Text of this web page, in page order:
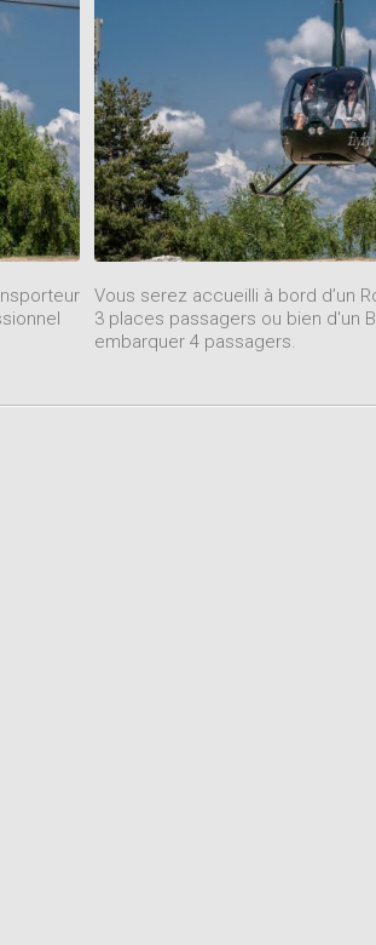
Vous serez accueilli à bord d’un
3 places passagers ou bien d'un
embarquer 4 passagers.